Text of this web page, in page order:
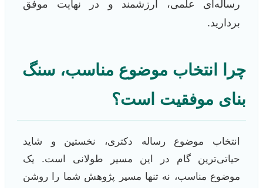
رساله‌ای علمی، ارزشمند و در نهایت موفق
بردارید.
چرا انتخاب موضوع مناسب، سنگ
بنای موفقیت است؟
انتخاب موضوع رساله دکتری، نخستین و شاید
حیاتی‌ترین گام در این مسیر طولانی است. یک
موضوع مناسب، نه تنها مسیر پژوهش شما را روشن